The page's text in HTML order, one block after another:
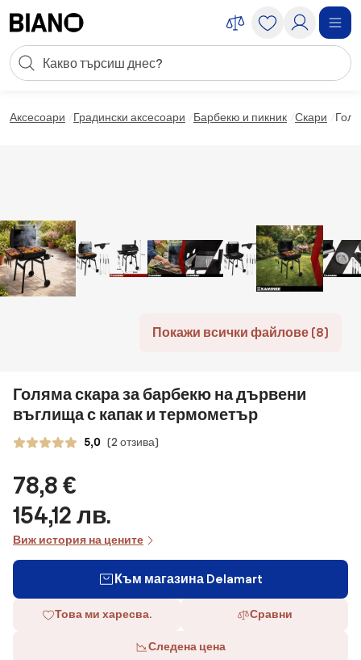
Търсене
Аксесоари Градински аксесоари Барбекю и пикник Скари
Покажи всички файлове (8)
Голяма скара за барбекю на дървени
въглища с капак и термометър
5,0 (2 отзива)
78,8 €
154,12 лв.
Виж история на цените
Към магазина Delamart
Това ми харесва. Сравни
Следена цена